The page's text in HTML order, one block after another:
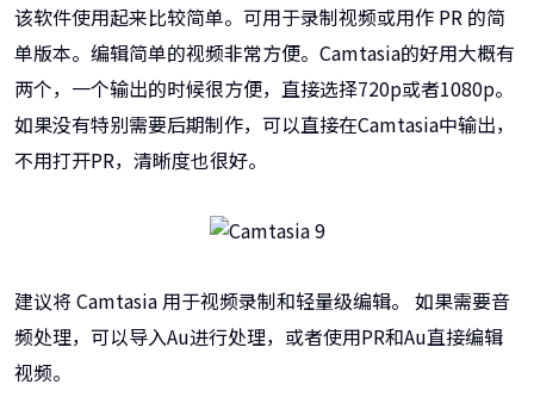
该软件使用起来比较简单。可用于录制视频或用作 PR 的简
单版本。编辑简单的视频非常方便。Camtasia的好用大概有
两个，一个输出的时候很方便，直接选择720p或者1080p。
如果没有特别需要后期制作，可以直接在Camtasia中输出，
不用打开PR，清晰度也很好。
建议将 Camtasia 用于视频录制和轻量级编辑。 如果需要音
频处理，可以导入Au进行处理，或者使用PR和Au直接编辑
视频。